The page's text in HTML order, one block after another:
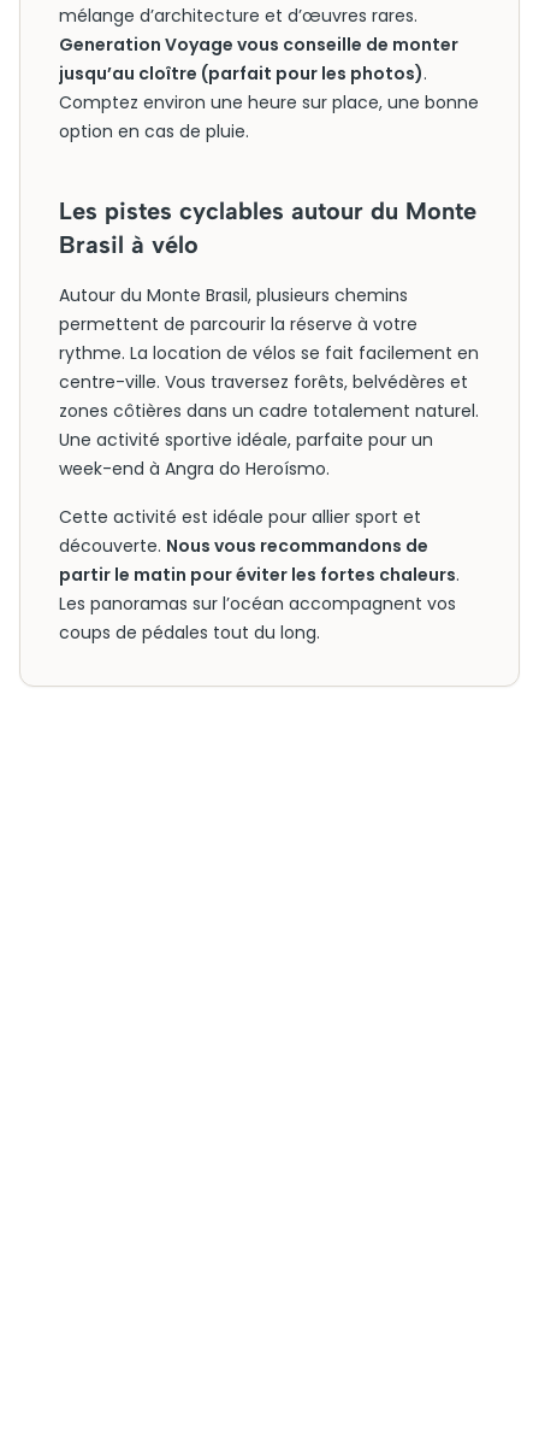
mélange d’architecture et d’œuvres rares.
Generation Voyage vous conseille de monter
jusqu’au cloître (parfait pour les photos).
Comptez environ une heure sur place, une bonne
option en cas de pluie.
Les pistes cyclables autour du Monte
Brasil à vélo
Autour du Monte Brasil, plusieurs chemins
permettent de parcourir la réserve à votre
rythme. La location de vélos se fait facilement en
centre-ville. Vous traversez forêts, belvédères et
zones côtières dans un cadre totalement naturel.
Une activité sportive idéale, parfaite pour un
week-end à Angra do Heroísmo.
Cette activité est idéale pour allier sport et
découverte. Nous vous recommandons de
partir le matin pour éviter les fortes chaleurs.
Les panoramas sur l’océan accompagnent vos
coups de pédales tout du long.